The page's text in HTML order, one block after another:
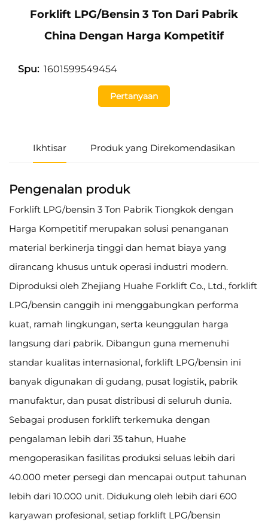
Forklift LPG/Bensin 3 Ton Dari Pabrik
China Dengan Harga Kompetitif
Spu: 1601599549454
Pertanyaan
Ikhtisar Produk yang Direkomendasikan
Pengenalan produk
Forklift LPG/bensin 3 Ton Pabrik Tiongkok dengan
Harga Kompetitif merupakan solusi penanganan
material berkinerja tinggi dan hemat biaya yang
dirancang khusus untuk operasi industri modern.
Diproduksi oleh Zhejiang Huahe Forklift Co., Ltd., forklift
LPG/bensin canggih ini menggabungkan performa
kuat, ramah lingkungan, serta keunggulan harga
langsung dari pabrik. Dibangun guna memenuhi
standar kualitas internasional, forklift LPG/bensin ini
banyak digunakan di gudang, pusat logistik, pabrik
manufaktur, dan pusat distribusi di seluruh dunia.
Sebagai produsen forklift terkemuka dengan
pengalaman lebih dari 35 tahun, Huahe
mengoperasikan fasilitas produksi seluas lebih dari
40.000 meter persegi dan mencapai output tahunan
lebih dari 10.000 unit. Didukung oleh lebih dari 600
karyawan profesional, setiap forklift LPG/bensin